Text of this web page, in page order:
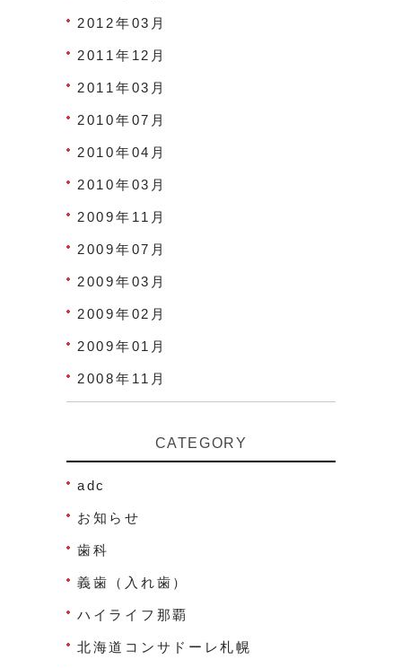
2012年03月
2011年12月
2011年03月
2010年07月
2010年04月
2010年03月
2009年11月
2009年07月
2009年03月
2009年02月
2009年01月
2008年11月
CATEGORY
adc
お知らせ
歯科
義歯（入れ歯）
ハイライフ那覇
北海道コンサドーレ札幌